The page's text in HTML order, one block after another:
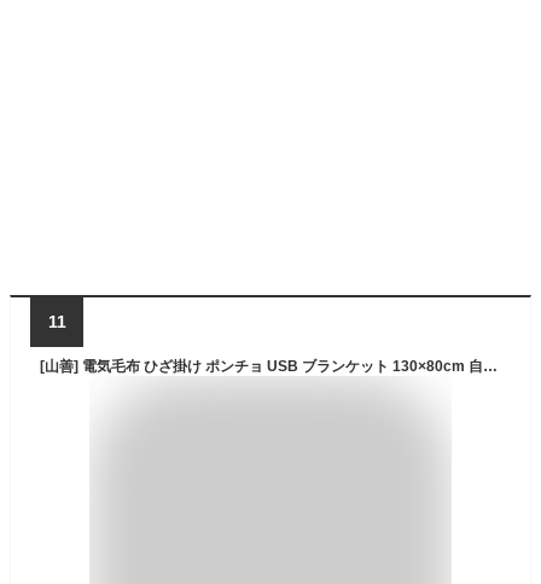
11
[山善] 電気毛布 ひざ掛け ポンチョ USB ブランケット 130×80cm 自動オフタイマー付き 洗える 肩掛け チェック柄 ブルー系 YHK-US43(TQ)